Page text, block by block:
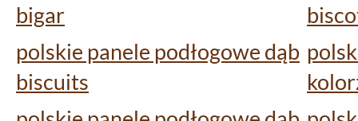
bigar
polskie panele podłogowe dąb
biscuits